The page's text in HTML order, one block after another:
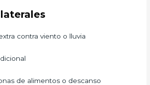
contra viento o lluvia
de alimentos o descanso